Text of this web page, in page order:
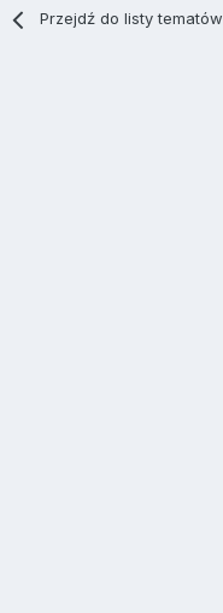
Przejdź do listy tematów